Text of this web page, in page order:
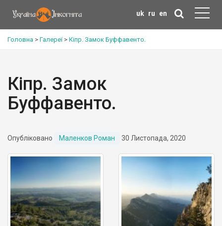
uk ru en
Головна > Галереї> Кіпр. Замок Буффавенто.
Кіпр. Замок
Буффавенто.
Опубліковано Маленков Роман 30 Листопада, 2020